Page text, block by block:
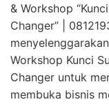
& Workshop
Changer” |
Workshop Kunci
Changer untuk
membuka bisnis